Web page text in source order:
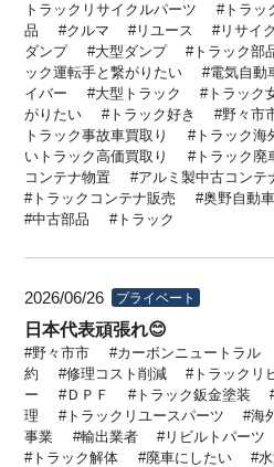
トラックリサイクルパーツ
トラッ
品
クルマ リユース リサイ
ダンプ
大型ダンプ トラック部
ック運転手と繋がりたい
電気自動
イバー
大型トラック トラック
がりたい
トラック好き 野々市
トラック事故車買取り
トラック海
いトラック高価買取り
トラック廃
コンテナ物置
アルミ製中古コンテ
トラックコンテナ販売
奥野自動
中古部品
トラック
2026/06/26 プライベート
日本代表頑張れ😊
野々市市 カーボンニュートラル
約
修理コスト削減 トラックリ
ー
ＤＰＦ トラック鈑金塗装
理
トラックリユースパーツ 海
事業
輸出業者 リビルトパーツ
トラック解体
廃車にしたい